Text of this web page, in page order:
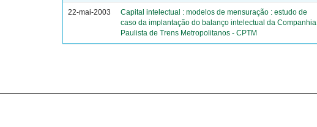
22-mai-2003
Capital intelectual : modelos de mensuração : estudo de
caso da implantação do balanço intelectual da Companhia
Paulista de Trens Metropolitanos - CPTM